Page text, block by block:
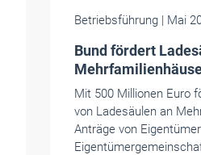
Betriebsführung | Mai
Bund fördert
Mit 500 Millionen Euro
von Ladesäulen an
Anträge von